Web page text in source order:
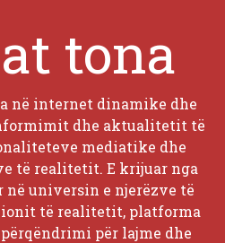
tona
në internet dinamike dhe
dhe aktualitetit të
mediatike dhe
të realitetit. E krijuar nga
në universin e njerëzve të
të realitetit, platforma
për lajme dhe